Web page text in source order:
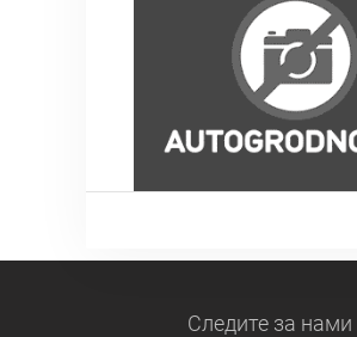
Следите за нами